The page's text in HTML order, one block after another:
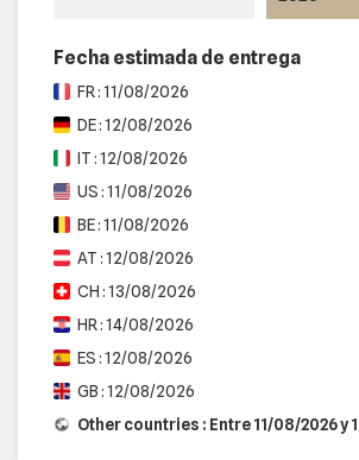
Fecha estimada de entrega
FR : 11/08/2026
DE : 12/08/2026
IT : 12/08/2026
US : 11/08/2026
BE : 11/08/2026
AT : 12/08/2026
CH : 13/08/2026
HR : 14/08/2026
ES : 12/08/2026
GB : 12/08/2026
Other countries : Entre 11/08/2026 y